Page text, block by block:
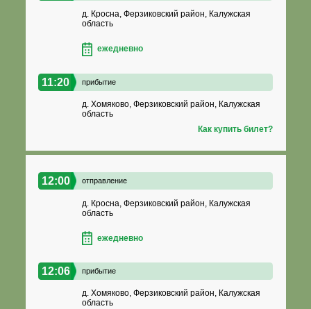
д. Кросна, Ферзиковский район, Калужская
область
ежедневно
11:20 прибытие
д. Хомяково, Ферзиковский район, Калужская
область
Как купить билет?
12:00 отправление
д. Кросна, Ферзиковский район, Калужская
область
ежедневно
12:06 прибытие
д. Хомяково, Ферзиковский район, Калужская
область